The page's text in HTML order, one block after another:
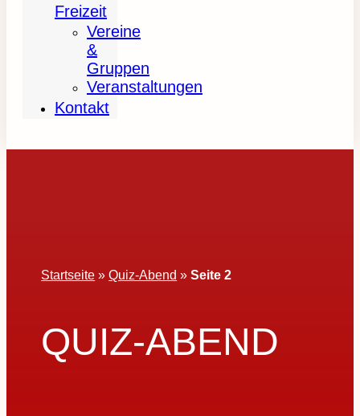
Freizeit
Vereine
&
Gruppen
Veranstaltungen
Kontakt
Startseite »Quiz-Abend »Seite 2
QUIZ-ABEND